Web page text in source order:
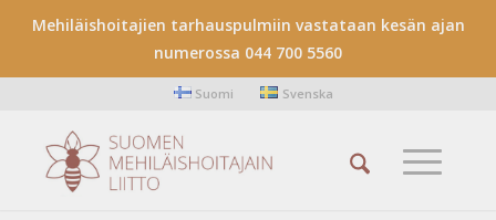
Mehiläishoitajien tarhauspulmiin vastataan kesän ajan
numerossa 044 700 5560
Suomi Svenska